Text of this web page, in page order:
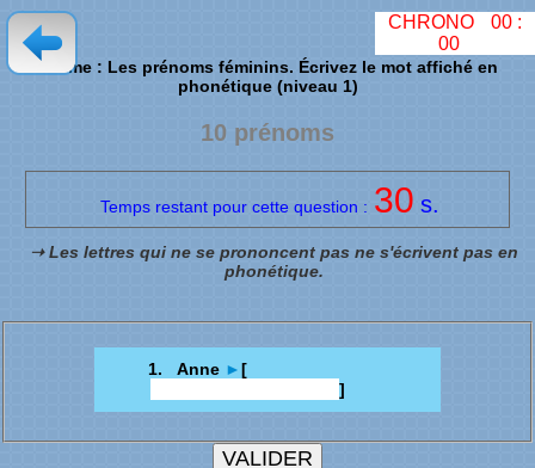
Thème : Les prénoms féminins. Écrivez le mot affiché en
phonétique (niveau 1)
10 prénoms
Temps restant pour cette question : 30 s.
CHRONO 00:
00
➝ Les lettres qui ne se prononcent pas ne s'écrivent pas en
phonétique.
1. Anne ►[
]